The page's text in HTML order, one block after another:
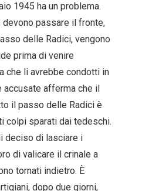
1945 ha un problema.
passare il fronte,
delle Radici, vengono
prima di venire
che li avrebbe condotti in
accusate afferma che il
il passo delle Radici è
colpi sparati dai tedeschi.
deciso di lasciare i
di valicare il crinale a
tornati indietro. È
dopo due giorni,